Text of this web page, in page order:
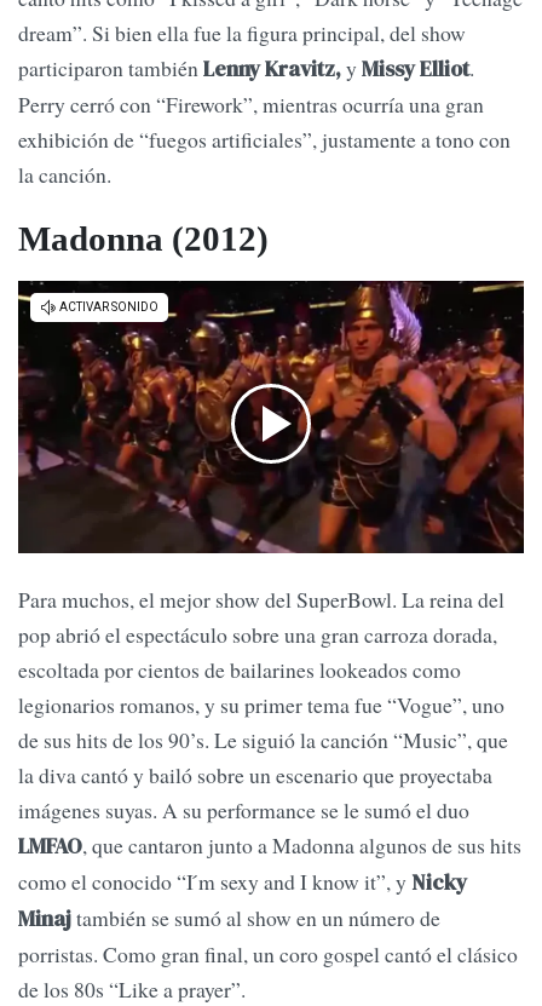
dream”. Si bien ella fue la figura principal, del show
participaron tambiénLenny Kravitz,y Missy Elliot.
Perry cerró con “Firework”, mientras ocurría una gran
exhibición de “fuegos artificiales”, justamente a tono con
la canción.
Madonna (2012)
Para muchos, el mejor show del SuperBowl. La reina del
pop abrió el espectáculo sobre una gran carroza dorada,
escoltada por cientos de bailarines lookeados como
legionarios romanos, y su primer tema fue “Vogue”, uno
de sus hits de los 90’s. Le siguió la canción “Music”, que
la diva cantó y bailó sobre un escenario que proyectaba
imágenes suyas. A su performance se le sumó el duo
LMFAO, que cantaron junto a Madonna algunos de sus hits
como el conocido “I ́m sexy and I know it”, y Nicky
Minajtambién se sumó al show en un número de
porristas. Como gran final, un coro gospel cantó el clásico
de los 80s “Like a prayer”.